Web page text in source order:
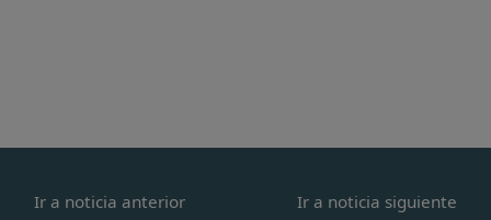
Ir a noticia anterior Ir a noticia siguiente